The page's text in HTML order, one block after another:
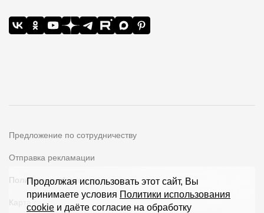
Предложение по сотрудничеству
Отправка рекламации
Политика конфиденциальности
Карта сайта
Продолжая использовать этот сайт, Вы
принимаете условия Политики использования
cookie и даёте согласие на обработку